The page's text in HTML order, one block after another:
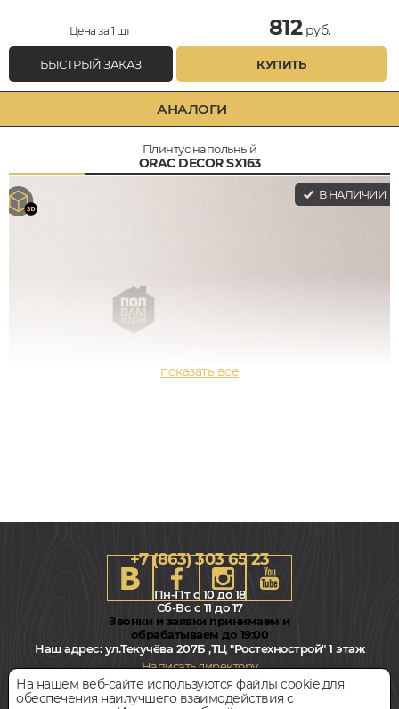
Цена за 1 шт 812руб.
БЫСТРЫЙ ЗАКАЗ КУПИТЬ
АНАЛОГИ
Плинтус напольный
ORAC DECOR SX163
В НАЛИЧИИ
102x2000, 13мм
Прямой
+7 (863) 303 65 23
Пн-Пт с 10 до 18
Сб-Вс с 11 до 17
Звонки и заявки принимаем и
обрабатываем до 19:00
Наш адрес:ул.Текучёва 207Б ,ТЦ "Ростехнострой" 1 этаж
Написать директору
Всегда свободная парковка
На нашем веб-сайте используются файлы cookie для
обеспечения наилучшего взаимодействия с